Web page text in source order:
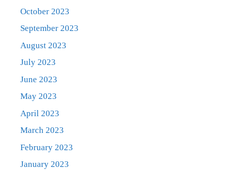
October 2023
September 2023
August 2023
July 2023
June 2023
May 2023
April 2023
March 2023
February 2023
January 2023